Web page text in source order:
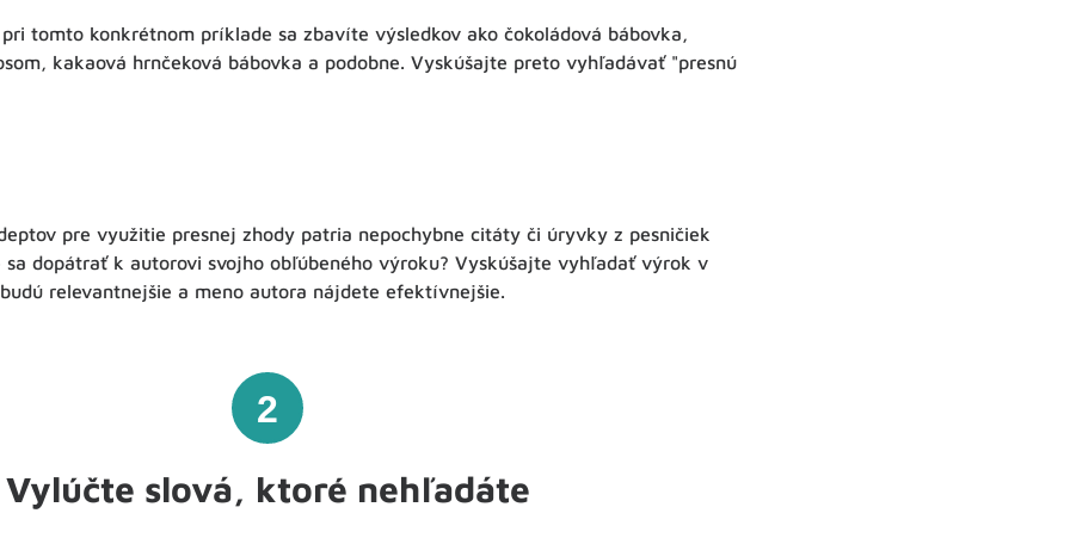
tomto konkrétnom príklade sa zbavíte výsledkov ako čokoládová bábovka,
kakaová hrnčeková bábovka a podobne. Vyskúšajte preto vyhľadávať "presnú
pre využitie presnej zhody patria nepochybne citáty či úryvky z pesničiek
dopátrať k autorovi svojho obľúbeného výroku? Vyskúšajte vyhľadať výrok v
relevantnejšie a meno autora nájdete efektívnejšie.
2
Vylúčte slová, ktoré nehľadáte